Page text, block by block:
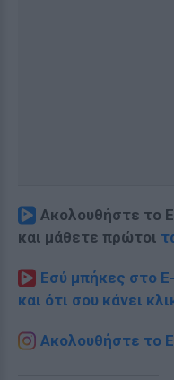
Ακολουθήστε το
και μάθετε πρώτοι
Εσύ μπήκες στο
και ότι σου κάνει
Ακολουθήστε το